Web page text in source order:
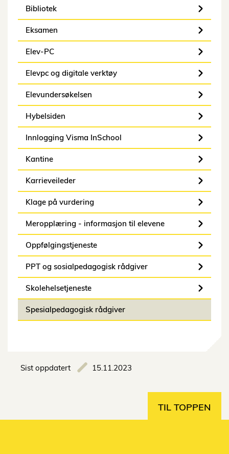
Bibliotek
Eksamen
Elev-PC
Elevpc og digitale verktøy
Elevundersøkelsen
Hybelsiden
Innlogging Visma InSchool
Kantine
Karrieveileder
Klage på vurdering
Meropplæring - informasjon til elevene
Oppfølgingstjeneste
PPT og sosialpedagogisk rådgiver
Skolehelsetjeneste
Spesialpedagogisk rådgiver
Sist oppdatert 15.11.2023
TIL TOPPEN